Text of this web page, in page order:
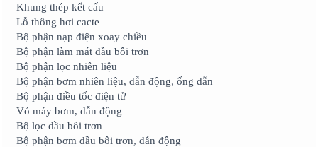
Khung thép kết cấu
Lỗ thông hơi cacte
Bộ phận nạp điện xoay chiều
Bộ phận làm mát dầu bôi trơn
Bộ phận lọc nhiên liệu
Bộ phận bơm nhiên liệu, dẫn động, ống dẫn
Bộ phận điều tốc điện tử
Vỏ máy bơm, dẫn động
Bộ lọc dầu bôi trơn
Bộ phận bơm dầu bôi trơn, dẫn động